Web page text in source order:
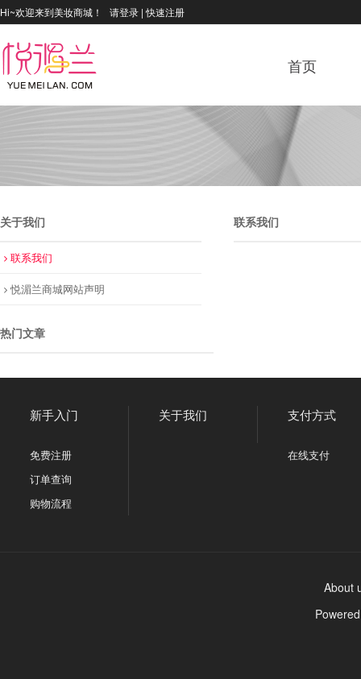
Hi~欢迎来到美妆商城！ 请登录 |快速注册
首页
关于我们
联系我们
悦湄兰商城网站声明
热门文章
联系我们
新手入门
免费注册
订单查询
购物流程
关于我们 支付方式
在线支付
About